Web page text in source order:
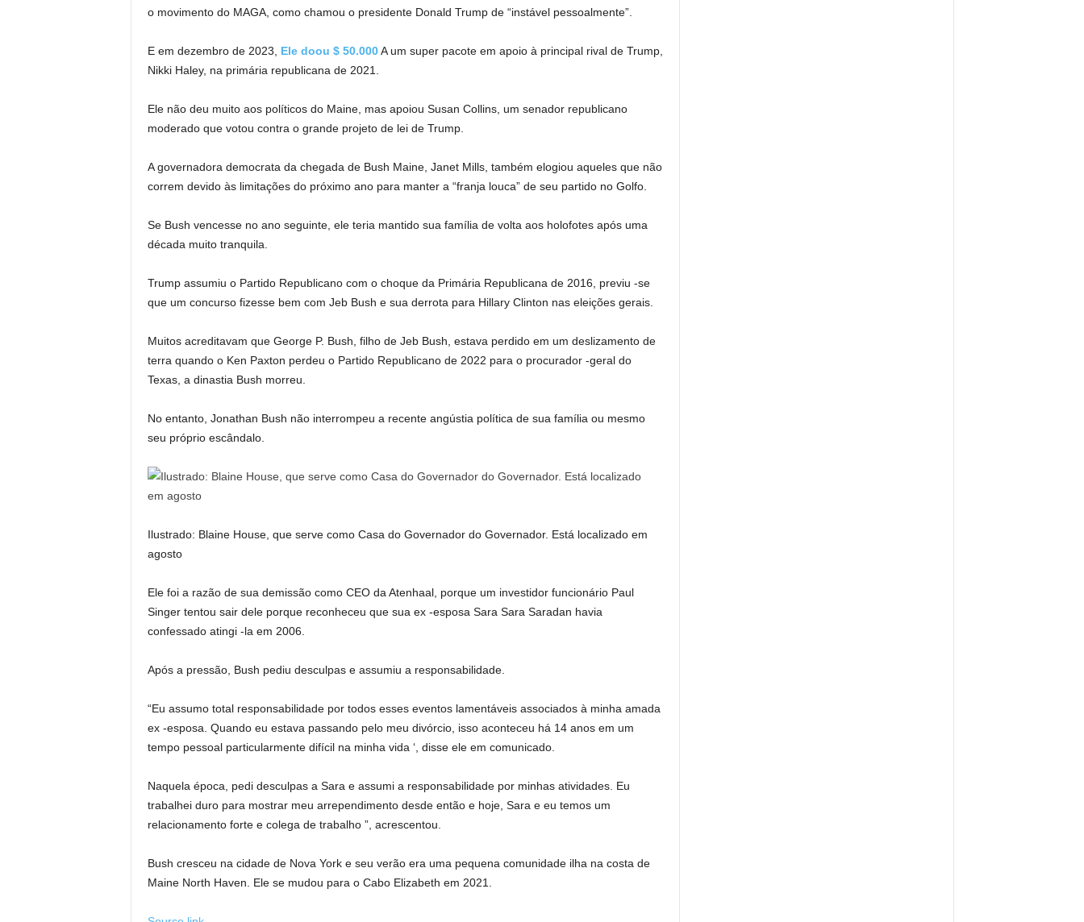
o movimento do MAGA, como chamou o presidente Donald Trump de “instável pessoalmente”.
E em dezembro de 2023, Ele doou $ 50.000A um super pacote em apoio à principal rival de Trump,
Nikki Haley, na primária republicana de 2021.
Ele não deu muito aos políticos do Maine, mas apoiou Susan Collins, um senador republicano
moderado que votou contra o grande projeto de lei de Trump.
A governadora democrata da chegada de Bush Maine, Janet Mills, também elogiou aqueles que não
correm devido às limitações do próximo ano para manter a “franja louca” de seu partido no Golfo.
Se Bush vencesse no ano seguinte, ele teria mantido sua família de volta aos holofotes após uma
década muito tranquila.
Trump assumiu o Partido Republicano com o choque da Primária Republicana de 2016, previu -se
que um concurso fizesse bem com Jeb Bush e sua derrota para Hillary Clinton nas eleições gerais.
Muitos acreditavam que George P. Bush, filho de Jeb Bush, estava perdido em um deslizamento de
terra quando o Ken Paxton perdeu o Partido Republicano de 2022 para o procurador -geral do
Texas, a dinastia Bush morreu.
No entanto, Jonathan Bush não interrompeu a recente angústia política de sua família ou mesmo
seu próprio escândalo.
Ilustrado: Blaine House, que serve como Casa do Governador do Governador. Está localizado em
agosto
Ele foi a razão de sua demissão como CEO da Atenhaal, porque um investidor funcionário Paul
Singer tentou sair dele porque reconheceu que sua ex -esposa Sara Sara Saradan havia
confessado atingi -la em 2006.
Após a pressão, Bush pediu desculpas e assumiu a responsabilidade.
“Eu assumo total responsabilidade por todos esses eventos lamentáveis ​​associados à minha amada
ex -esposa. Quando eu estava passando pelo meu divórcio, isso aconteceu há 14 anos em um
tempo pessoal particularmente difícil na minha vida ‘, disse ele em comunicado.
Naquela época, pedi desculpas a Sara e assumi a responsabilidade por minhas atividades. Eu
trabalhei duro para mostrar meu arrependimento desde então e hoje, Sara e eu temos um
relacionamento forte e colega de trabalho ”, acrescentou.
Bush cresceu na cidade de Nova York e seu verão era uma pequena comunidade ilha na costa de
Maine North Haven. Ele se mudou para o Cabo Elizabeth em 2021.